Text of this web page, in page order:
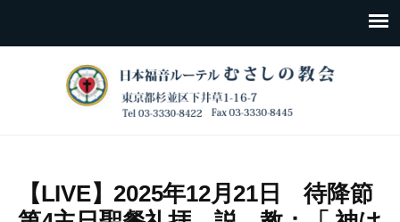
【LIVE】2025年12月21日 待降節